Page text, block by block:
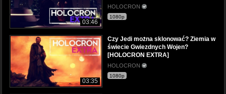
03:46
HOLOCRON
1080p
03:35
Czy Jedi można sklonować? Ziemia w
świecie Gwiezdnych Wojen?
[HOLOCRON EXTRA]
HOLOCRON
1080p